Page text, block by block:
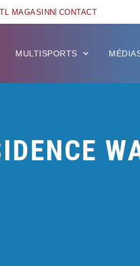
TL MAGASINN CONTACT
MULTISPORTS